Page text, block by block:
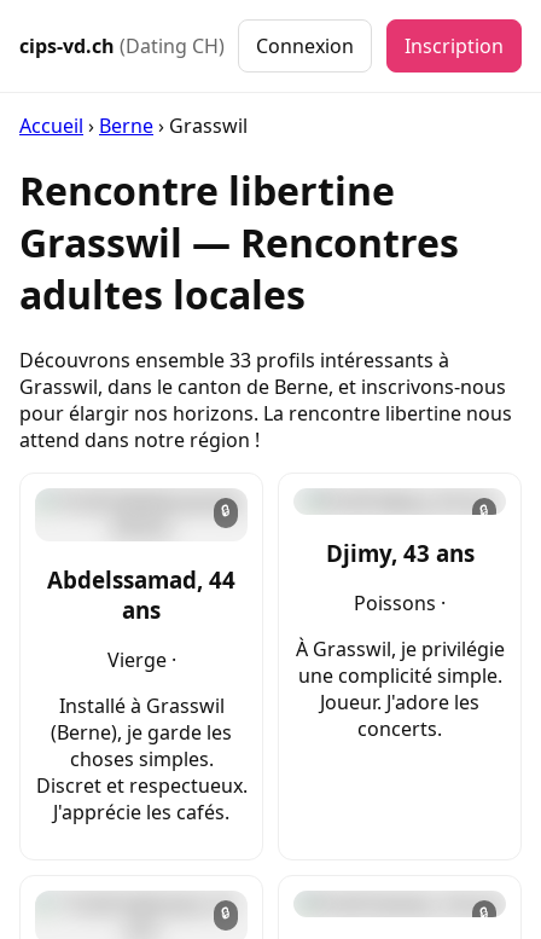
cips-vd.ch (Dating CH) Connexion Inscription
Accueil › Berne› Grasswil
Rencontre libertine
Grasswil — Rencontres
adultes locales
Découvrons ensemble 33 profils intéressants à
Grasswil, dans le canton de Berne, et inscrivons-nous
pour élargir nos horizons. La rencontre libertine nous
attend dans notre région !
🔒
Abdelssamad, 44
ans
Vierge ·
Installé à Grasswil
(Berne), je garde les
choses simples.
Discret et respectueux.
J'apprécie les cafés.
🔒
Djimy, 43 ans
Poissons ·
À Grasswil, je privilégie
une complicité simple.
Joueur. J'adore les
concerts.
🔒 🔒